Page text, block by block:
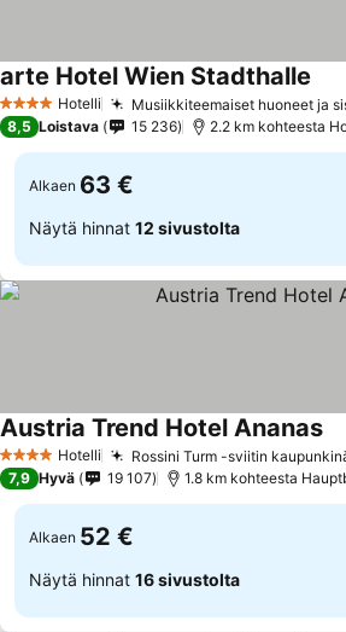
4 Tähtiluokitus
Hotelli Musiikkiteemaiset huoneet ja
arte Hotel Wien Stadthalle
8,5 Loistava 15 236 2.2 km kohteesta
Alkaen 63 €
Näytä hinnat 12 sivustolta
4 Tähtiluokitus
Hotelli Rossini Turm -sviitin
Austria Trend Hotel Ananas
7,9 Hyvä 19 107 1.8 km kohteesta
Alkaen 52 €
Näytä hinnat 16 sivustolta